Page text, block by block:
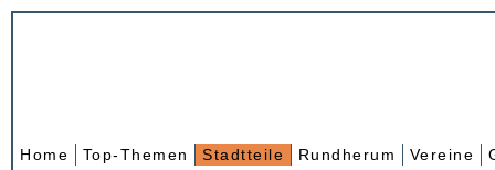
Home Top-Themen Stadtteile Rundherum Vereine